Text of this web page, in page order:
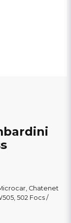
Chatenet
502 Focs /